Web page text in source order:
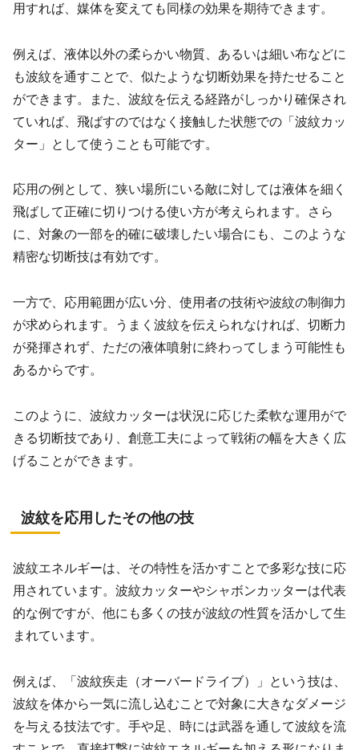
用すれば、媒体を変えても同様の効果を期待できます。
例えば、液体以外の柔らかい物質、あるいは細い布などに
も波紋を通すことで、似たような切断効果を持たせること
ができます。また、波紋を伝える経路がしっかり確保され
ていれば、飛ばすのではなく接触した状態での「波紋カッ
ター」として使うことも可能です。
応用の例として、狭い場所にいる敵に対しては液体を細く
飛ばして正確に切りつける使い方が考えられます。さら
に、対象の一部を的確に破壊したい場合にも、このような
精密な切断技は有効です。
一方で、応用範囲が広い分、使用者の技術や波紋の制御力
が求められます。うまく波紋を伝えられなければ、切断力
が発揮されず、ただの液体噴射に終わってしまう可能性も
あるからです。
このように、波紋カッターは状況に応じた柔軟な運用がで
きる切断技であり、創意工夫によって戦術の幅を大きく広
げることができます。
波紋を応用したその他の技
波紋エネルギーは、その特性を活かすことで多彩な技に応
用されています。波紋カッターやシャボンカッターは代表
的な例ですが、他にも多くの技が波紋の性質を活かして生
まれています。
例えば、「波紋疾走（オーバードライブ）」という技は、
波紋を体から一気に流し込むことで対象に大きなダメージ
を与える技法です。手や足、時には武器を通して波紋を流